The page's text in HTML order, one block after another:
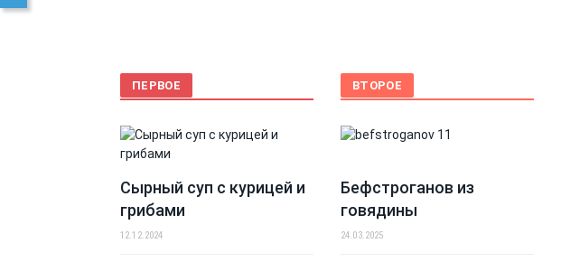
ПЕРВОЕ
Сырный суп с курицей и
грибами
12.12.2024
ВТОРОЕ
Бефстроганов из
говядины
24.03.2025